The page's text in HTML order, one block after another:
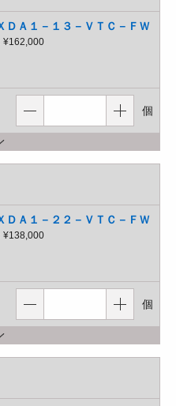
Ａ１－１３－ＶＴＣ－ＦＷ
¥162,000
個
Ａ１－２２－ＶＴＣ－ＦＷ
¥138,000
個